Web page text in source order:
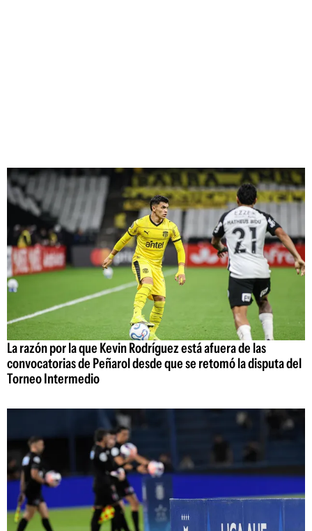
La razón por la que Kevin Rodríguez está afuera de las
convocatorias de Peñarol desde que se retomó la disputa del
Torneo Intermedio